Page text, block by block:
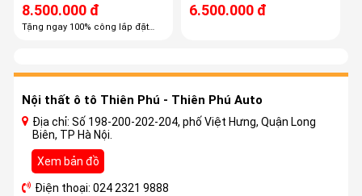
8.500.000 đ
Tặng ngay 100% công lắp đặt
6.500.000 đ
Nội thất ô tô Thiên Phú - Thiên Phú Auto
Địa chỉ: Số 198-200-202-204, phố Việt Hưng, Quận Long
Biên, TP Hà Nội.
Xem bản đồ
Điện thoại: 024 2321 9888